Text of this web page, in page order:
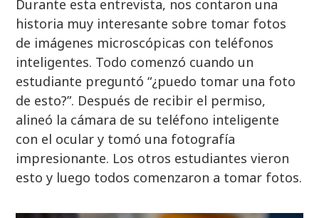
Durante esta entrevista, nos contaron una
historia muy interesante sobre tomar fotos
de imágenes microscópicas con teléfonos
inteligentes. Todo comenzó cuando un
estudiante preguntó “¿puedo tomar una foto
de esto?”. Después de recibir el permiso,
alineó la cámara de su teléfono inteligente
con el ocular y tomó una fotografía
impresionante. Los otros estudiantes vieron
esto y luego todos comenzaron a tomar fotos.